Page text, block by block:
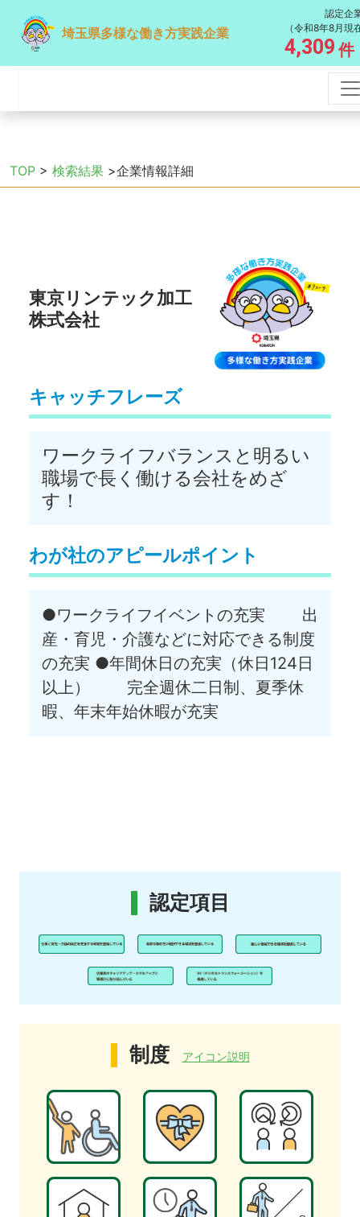
埼玉県多様な働き方実践企業
認定企
（令和8年8月現
4,309 件
TOP > 検索結果 >企業情報詳細
東京リンテック加工
株式会社
キャッチフレーズ
ワークライフバランスと明るい
職場で長く働ける会社をめざ
す！
わが社のアピールポイント
●ワークライフイベントの充実 出
産・育児・介護などに対応できる制度
の充実 ●年間休日の充実（休日124日
以上） 完全週休二日制、夏季休
暇、年末年始休暇が充実
認定項目
制度 アイコン説明